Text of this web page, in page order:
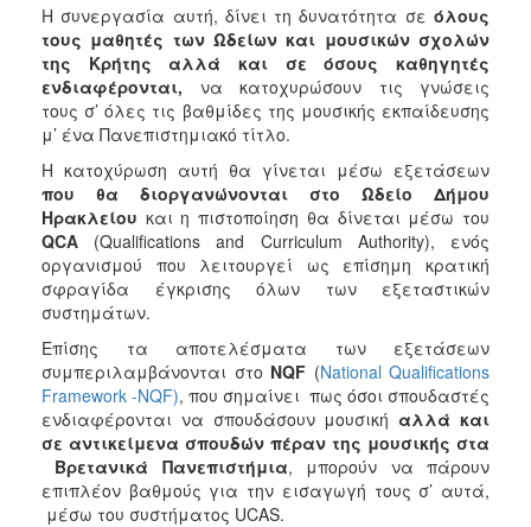
2016
2015
2012
2011
ΔΗΜΟΣ
ΠΟΛΙΤΙΣΜΟΣ
ΑΝΘΕΚΤΙΚΗ
ΠΟΛΗ
Η συνεργασία αυτή, δίνει τη δυνατότητα σε όλους
τους μαθητές των Ωδείων και μουσικών σχολών
της Κρήτης
αλλά και σε όσους καθηγητές
ενδιαφέρονται, να κατοχυρώσουν τις γνώσεις
τους σ’ όλες τις βαθμίδες της μουσικής εκπαίδευσης
μ’ ένα Πανεπιστημιακό τίτλο.
Η κατοχύρωση αυτή θα γίνεται μέσω εξετάσεων
που θα διοργανώνονται στο Ωδείο Δήμου
Ηρακλείου και η πιστοποίηση θα δίνεται μέσω του
QCA
(Qualifications and Curriculum Authority), ενός
οργανισμού που λειτουργεί ως επίσημη κρατική
σφραγίδα έγκρισης όλων των εξεταστικών
συστημάτων.
Επίσης τα αποτελέσματα των εξετάσεων
συμπεριλαμβάνονται στο NQF (National Qualifications
Framework -NQF), που σημαίνει πως όσοι σπουδαστές
ενδιαφέρονται να σπουδάσουν μουσικήαλλά και
σε αντικείμενα σπουδών πέραν της μουσικής στα
Βρετανικά Πανεπιστήμια, μπορούν να πάρουν
επιπλέον βαθμούς για την εισαγωγή τους σ’ αυτά,
μέσω του συστήματος UCAS.